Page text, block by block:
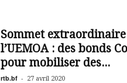
Sommet extraordinaire
l’UEMOA : des bonds
pour mobiliser des...
rtb.bf - 27 avril 2020